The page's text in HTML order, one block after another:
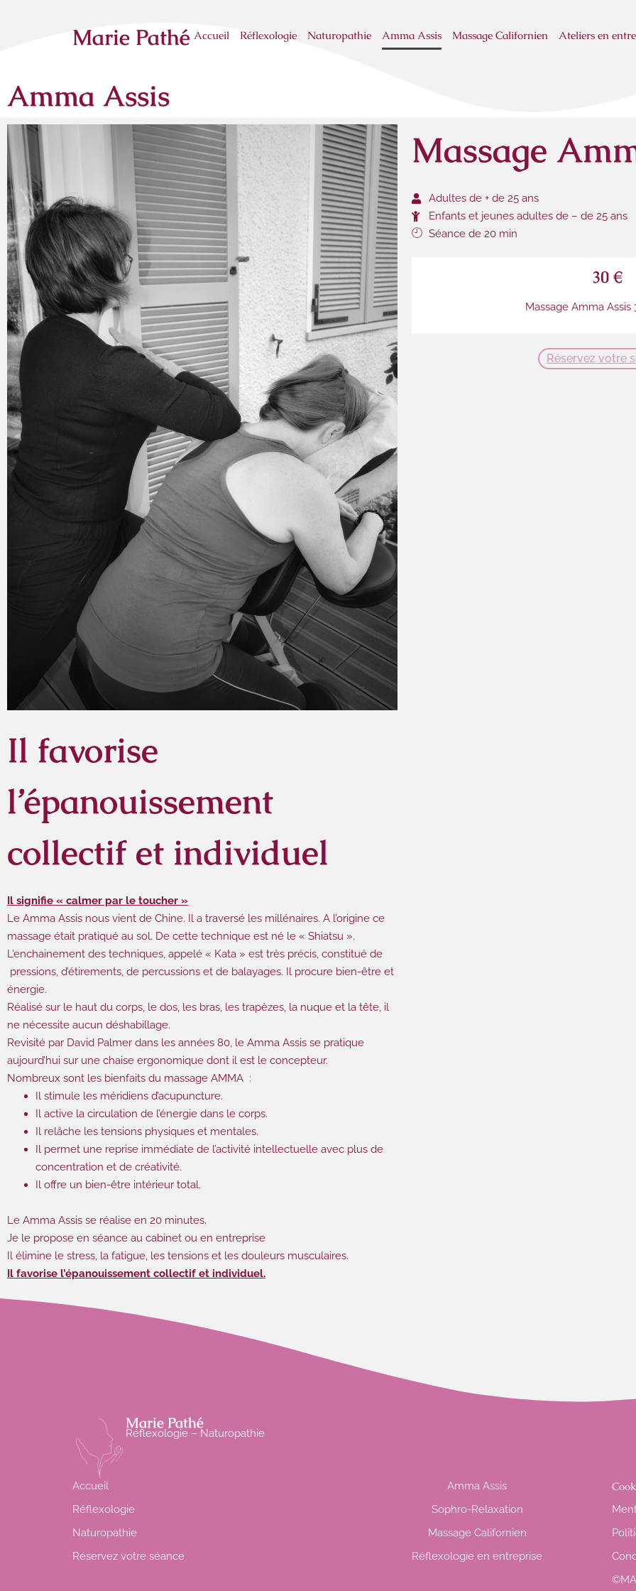
Marie Pathé Accueil Réflexologie Naturopathie Amma Assis Massage Californien Ateliers en
Amma Assis
Il favorise
l’épanouissement
collectif et individuel
Il signifie « calmer par le toucher »
Le Amma Assis nous vient de Chine. Il a traversé les millénaires. A l’origine ce
massage était pratiqué au sol. De cette technique est né le « Shiatsu ».
L’enchainement des techniques, appelé « Kata » est très précis, constitué de
pressions, d’étirements, de percussions et de balayages. Il procure bien-être et
énergie.
Réalisé sur le haut du corps, le dos, les bras, les trapèzes, la nuque et la tête, il
ne nécessite aucun déshabillage.
Revisité par David Palmer dans les années 80, le Amma Assis se pratique
aujourd’hui sur une chaise ergonomique dont il est le concepteur.
Nombreux sont les bienfaits du massage AMMA :
Il stimule les méridiens d’acupuncture.
Il active la circulation de l’énergie dans le corps.
Il relâche les tensions physiques et mentales.
Il permet une reprise immédiate de l’activité intellectuelle avec plus de
concentration et de créativité.
Il offre un bien-être intérieur total.
Le Amma Assis se réalise en 20 minutes.
Je le propose en séance au cabinet ou en entreprise
Il élimine le stress, la fatigue, les tensions et les douleurs musculaires.
Il favorise l’épanouissement collectif et individuel.
Massage
Adultes de + de 25 ans
Enfants et jeunes adultes de – de 25 ans
Séance de 20 min
30 €
Massage Amma Assis
Réservez votre
Marie Pathé
Réflexologie – Naturopathie
Accueil
Réflexologie
Naturopathie
Réservez votre séance
Amma Assis
Sophro-Relaxation
Massage Californien
Réflexologie en entreprise